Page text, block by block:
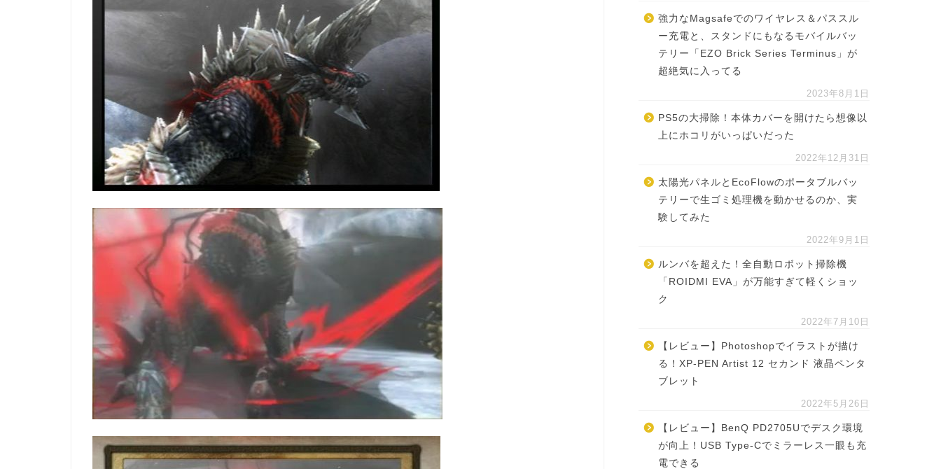
強力なMagsafeでのワイヤレス＆パススル
ー充電と、スタンドにもなるモバイルバッ
テリー「EZO Brick Series Terminus」が
超絶気に入ってる
2023年8月1日
PS5の大掃除！本体カバーを開けたら想像以
上にホコリがいっぱいだった
2022年12月31日
太陽光パネルとEcoFlowのポータブルバッ
テリーで生ゴミ処理機を動かせるのか、実
験してみた
2022年9月1日
ルンバを超えた！全自動ロボット掃除機
「ROIDMI EVA」が万能すぎて軽くショッ
ク
2022年7月10日
【レビュー】Photoshopでイラストが描け
る！XP-PEN Artist 12 セカンド 液晶ペンタ
ブレット
2022年5月26日
【レビュー】BenQ PD2705Uでデスク環境
が向上！USB Type-Cでミラーレス一眼も充
電できる